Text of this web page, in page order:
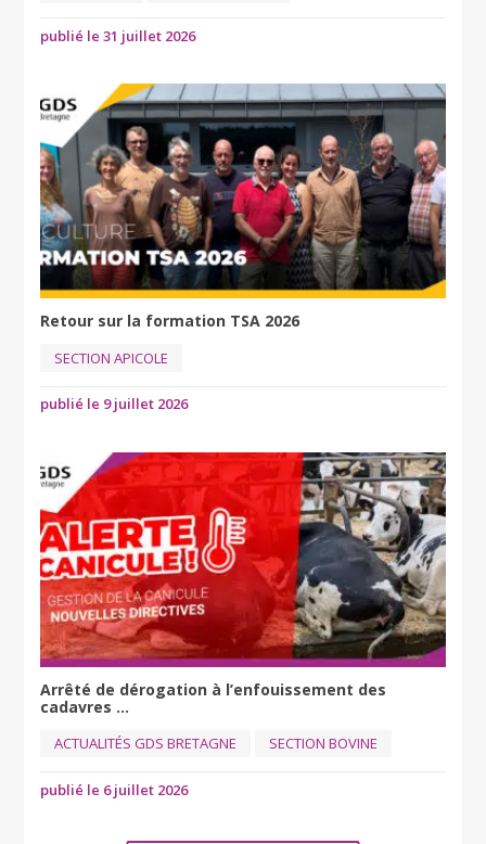
publié le 31 juillet 2026
Retour sur la formation TSA 2026
SECTION APICOLE
publié le 9 juillet 2026
Arrêté de dérogation à l’enfouissement des
cadavres ...
ACTUALITÉS GDS BRETAGNE SECTION BOVINE
publié le 6 juillet 2026